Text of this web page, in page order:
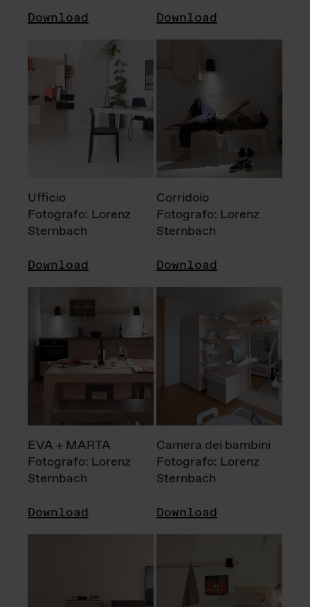
Download Download
Ufficio
Fotografo: Lorenz
Sternbach
Download
Corridoio
Fotografo: Lorenz
Sternbach
Download
EVA + MARTA
Fotografo: Lorenz
Sternbach
Download
Camera dei bambini
Fotografo: Lorenz
Sternbach
Download